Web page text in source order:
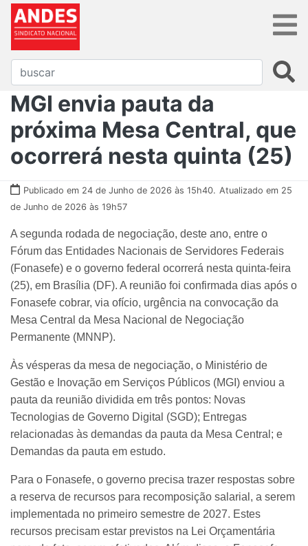
MGI envia pauta da
próxima Mesa Central, que
ocorrerá nesta quinta (25)
Publicado em 24 de Junho de 2026 às 15h40. Atualizado em 25
de Junho de 2026 às 19h57
A segunda rodada de negociação, deste ano, entre o
Fórum das Entidades Nacionais de Servidores Federais
(Fonasefe) e o governo federal ocorrerá nesta quinta-feira
(25), em Brasília (DF). A reunião foi confirmada dias após o
Fonasefe cobrar, via ofício, urgência na convocação da
Mesa Central da Mesa Nacional de Negociação
Permanente (MNNP).
Às vésperas da mesa de negociação, o Ministério de
Gestão e Inovação em Serviços Públicos (MGI) enviou a
pauta da reunião dividida em três pontos: Novas
Tecnologias de Governo Digital (SGD); Entregas
relacionadas às demandas da pauta da Mesa Central; e
Demandas da pauta em estudo.
Para o Fonasefe, o governo precisa trazer respostas sobre
a reserva de recursos para recomposição salarial, a serem
implementada no primeiro semestre de 2027. Estes
recursos precisam estar previstos na Lei Orçamentária